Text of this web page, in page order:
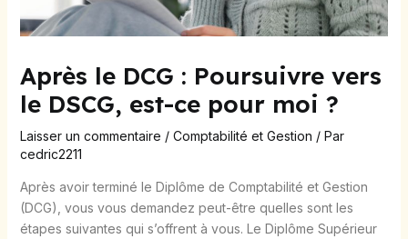
Après le DCG : Poursuivre vers
le DSCG, est-ce pour moi ?
Laisser un commentaire / Comptabilité et Gestion / Par
cedric2211
Après avoir terminé le Diplôme de Comptabilité et Gestion
(DCG), vous vous demandez peut-être quelles sont les
étapes suivantes qui s’offrent à vous. Le Diplôme Supérieur